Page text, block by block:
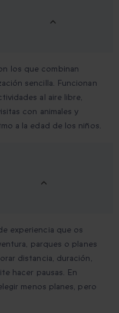
los que combinan
sencilla. Funcionan
al aire libre,
con animales y
a la edad de los niños.
experiencia que os
parques o planes
distancia, duración,
hacer pausas. En
menos planes, pero